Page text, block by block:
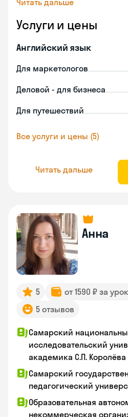
Читать дальше
Услуги и цены
Английский язык
Для маркетологов
Деловой - для бизнеса
Для путешествий
Все услуги и цены (5)
Читать дальше
Анна
5 от 1590 ₽ за урок
5 отзывов
Самарский
исследовательский
академика С.П. Королёва
Самарский
педагогический
Образовательная
некоммерческая